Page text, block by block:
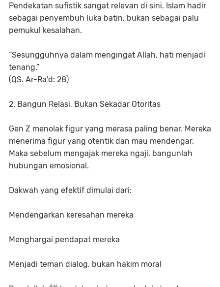
Pendekatan sufistik sangat relevan di sini. Islam hadir
sebagai penyembuh luka batin, bukan sebagai palu
pemukul kesalahan.
“Sesungguhnya dalam mengingat Allah, hati menjadi
tenang.”
(QS. Ar-Ra’d: 28)
2. Bangun Relasi, Bukan Sekadar Otoritas
Gen Z menolak figur yang merasa paling benar. Mereka
menerima figur yang otentik dan mau mendengar.
Maka sebelum mengajak mereka ngaji, bangunlah
hubungan emosional.
Dakwah yang efektif dimulai dari:
Mendengarkan keresahan mereka
Menghargai pendapat mereka
Menjadi teman dialog, bukan hakim moral